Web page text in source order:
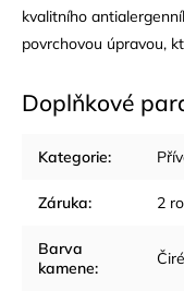
kvalitního
povrchovou úpravou,
Doplňkové
Kategorie:
Záruka: 2
Barva
kamene: